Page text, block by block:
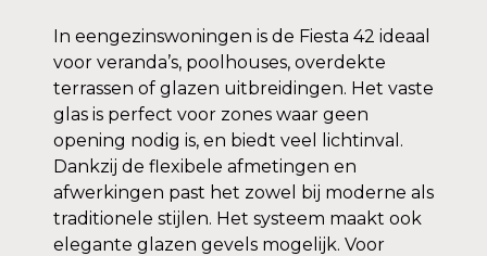
In eengezinswoningen is de Fiesta 42 ideaal
voor veranda’s, poolhouses, overdekte
terrassen of glazen uitbreidingen. Het vaste
glas is perfect voor zones waar geen
opening nodig is, en biedt veel lichtinval.
Dankzij de flexibele afmetingen en
afwerkingen past het zowel bij moderne als
traditionele stijlen. Het systeem maakt ook
elegante glazen gevels mogelijk. Voor